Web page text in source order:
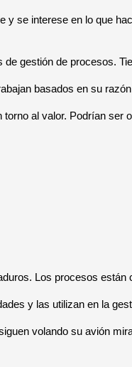
y se interese en lo que
gestión de procesos.
basados en su
al valor. Podrían ser
Los procesos
y las utilizan en la
volando su avión